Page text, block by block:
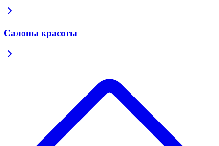
Салоны красоты